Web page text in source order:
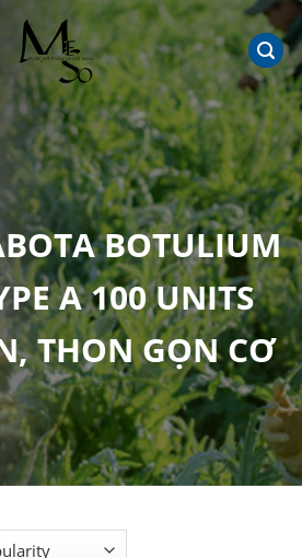
BOTULIUM
A 100 UNITS
THON GỌN CƠ